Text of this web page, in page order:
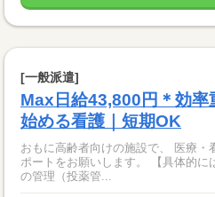
[一般派遣]
Max日給43,800円＊効率
始める看護｜短期OK
おもに高齢者向けの施設で、 医療・
ポートをお願いします。 【具体的には…】 ・バイタルチェック ・薬
の管理（投薬管...